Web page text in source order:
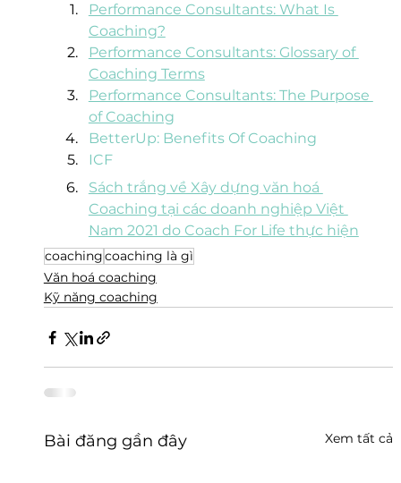
Performance Consultants: What Is
Coaching?
Performance Consultants: Glossary of
Coaching Terms
Performance Consultants: The Purpose
of Coaching
BetterUp: Benefits Of Coaching
ICF
Sách trắng về Xây dựng văn hoá
Coaching tại các doanh nghiệp Việt
Nam 2021 do Coach For Life thực hiện
coachingcoaching là gì
Văn hoá coaching
Kỹ năng coaching
Bài đăng gần đây Xem tất cả